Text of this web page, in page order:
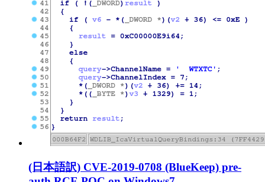
(日本語訳) CVE-2019-0708 (BlueKeep) pre-